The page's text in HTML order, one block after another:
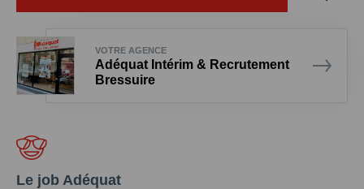
VOTRE AGENCE
Adéquat Intérim & Recrutement
Bressuire
Le job Adéquat